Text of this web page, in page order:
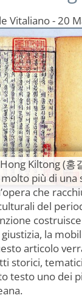
Vitaliano-20
Kiltong (홍
più di una
che
del
la
articolo
storici,
testo uno dei